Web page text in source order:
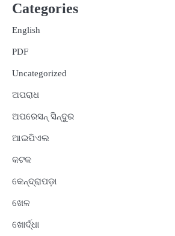
Categories
English
PDF
Uncategorized
ଅପରାଧ
ଅପରେସନ୍ ସିନ୍ଦୁର
ଆଇପିଏଲ
କଟକ
କେନ୍ଦ୍ରାପଡ଼ା
ଖେଳ
ଖୋର୍ଦ୍ଧା